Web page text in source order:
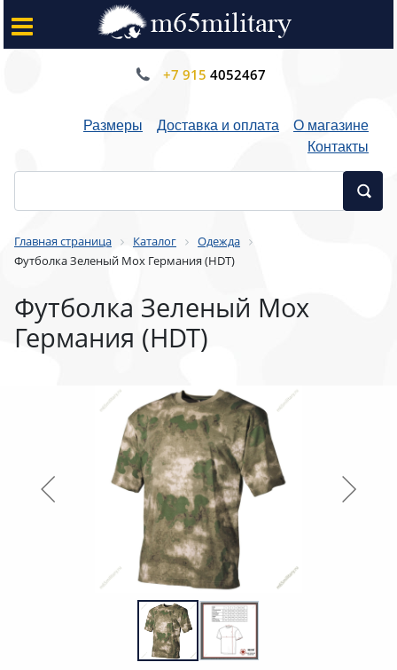
+7 915 4052467
Размеры Доставка и оплата
О магазине
Контакты
Главная страница Каталог
Одежда
Футболка Зеленый Мох Германия (HDT)
Футболка Зеленый Мох
Германия (HDT)